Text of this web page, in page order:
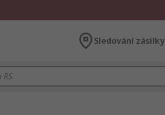
Sledování zásilky